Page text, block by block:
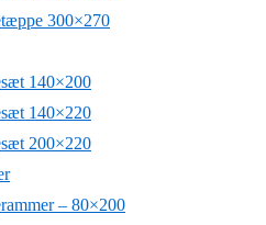
300×270
140×200
140×220
200×220
– 80×200